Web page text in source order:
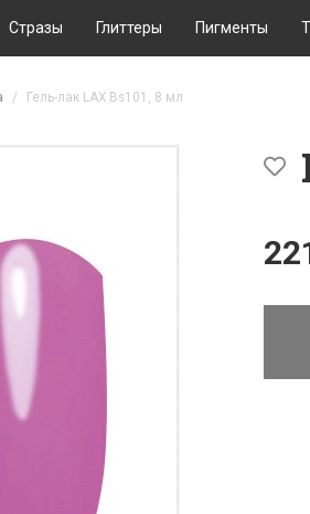
Стразы Глиттеры Пигменты
Гель-лак LAX Bs101, 8 мл